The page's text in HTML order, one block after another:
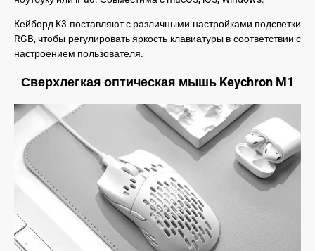
Кейборд К3 поставляют с различными настройками подсветки
RGB, чтобы регулировать яркость клавиатуры в соответствии с
настроением пользователя.
Сверхлегкая оптическая мышь Keychron M1